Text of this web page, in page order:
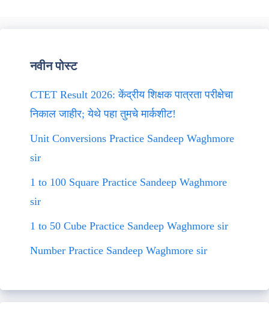
नवीन पोस्ट
CTET Result 2026: केंद्रीय शिक्षक पात्रता परीक्षेचा
निकाल जाहीर; येथे पहा तुमचे मार्कशीट!
Unit Conversions Practice Sandeep Waghmore
sir
1 to 100 Square Practice Sandeep Waghmore
sir
1 to 50 Cube Practice Sandeep Waghmore sir
Number Practice Sandeep Waghmore sir